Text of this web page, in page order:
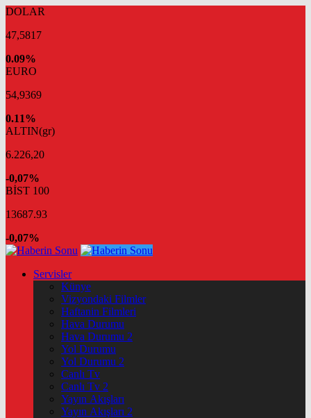
DOLAR
47,5817
0.09%
EURO
54,9369
0.11%
ALTIN(gr)
6.226,20
-0,07%
BİST 100
13687.93
-0,07%
Servisler
Künye
Vizyondaki Filmler
Haftanin Filmleri
Hava Durumu
Hava Durumu 2
Yol Durumu
Yol Durumu 2
Canlı Tv
Canlı Tv 2
Yayın Akışları
Yayın Akışları 2